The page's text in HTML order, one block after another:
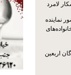
لامرد
نماینده
اربعین